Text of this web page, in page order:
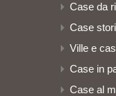
Case da
Case
Ville e
Case in
Case al